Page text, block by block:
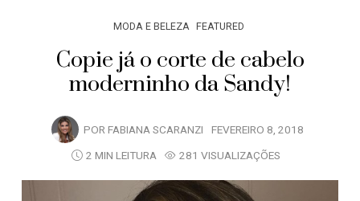
MODA E BELEZA FEATURED
Copie já o corte de cabelo
moderninho da Sandy!
POR FABIANA SCARANZI FEVEREIRO 8, 2018
2 MIN LEITURA
281 VISUALIZAÇÕES